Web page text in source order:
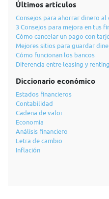
Últimos artículos
Consejos para ahorrar dinero al
3 Consejos para mejora en tus
Cómo cancelar un pago con
Mejores sitios para guardar
Cómo funcionan los bancos
Diferencia entre leasing y renting
Diccionario económico
Estados financieros
Contabilidad
Cadena de valor
Economía
Análisis financiero
Letra de cambio
Inflación